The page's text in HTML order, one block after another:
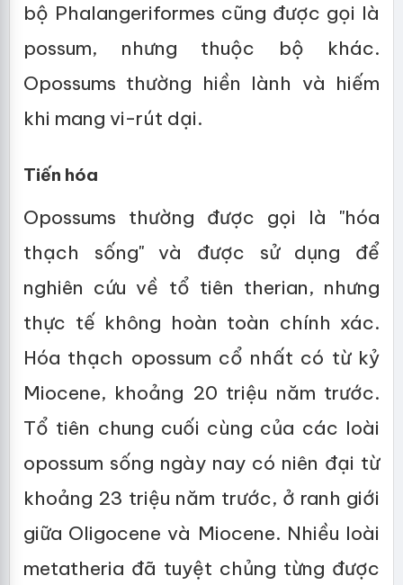
bộ Phalangeriformes cũng được gọi là
possum, nhưng thuộc bộ khác.
Opossums thường hiền lành và hiếm
khi mang vi-rút dại.
Tiến hóa
Opossums thường được gọi là "hóa
thạch sống" và được sử dụng để
nghiên cứu về tổ tiên therian, nhưng
thực tế không hoàn toàn chính xác.
Hóa thạch opossum cổ nhất có từ kỷ
Miocene, khoảng 20 triệu năm trước.
Tổ tiên chung cuối cùng của các loài
opossum sống ngày nay có niên đại từ
khoảng 23 triệu năm trước, ở ranh giới
giữa Oligocene và Miocene. Nhiều loài
metatheria đã tuyệt chủng từng được